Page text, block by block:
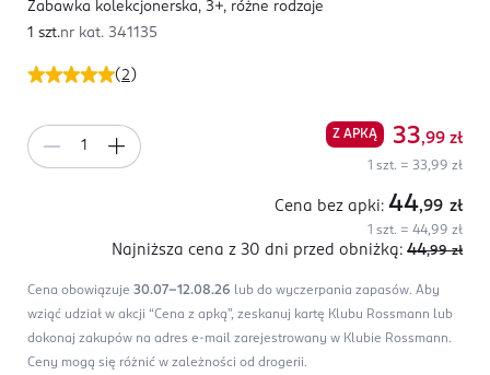
(2 )
Zabawka kolekcjonerska, 3+, różne rodzaje
1 szt.nr kat. 341135
Z APKĄ 33,99 zł
1 szt. = 33,99 zł
Cena bez apki: 44,99 zł
1 szt. = 44,99 zł
Najniższa cena z 30 dni przed obniżką: 44,99 zł
Cena obowiązuje 30.07-12.08.26 lub do wyczerpania zapasów. Aby
wziąć udział w akcji “Cena z apką”, zeskanuj kartę Klubu Rossmann lub
dokonaj zakupów na adres e-mail zarejestrowany w Klubie Rossmann.
Ceny mogą się różnić w zależności od drogerii.